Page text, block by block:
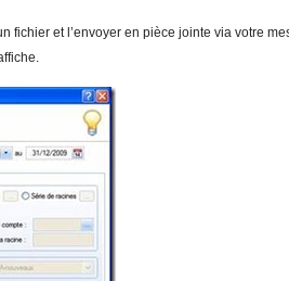
fichier et l’envoyer en pièce jointe via votre